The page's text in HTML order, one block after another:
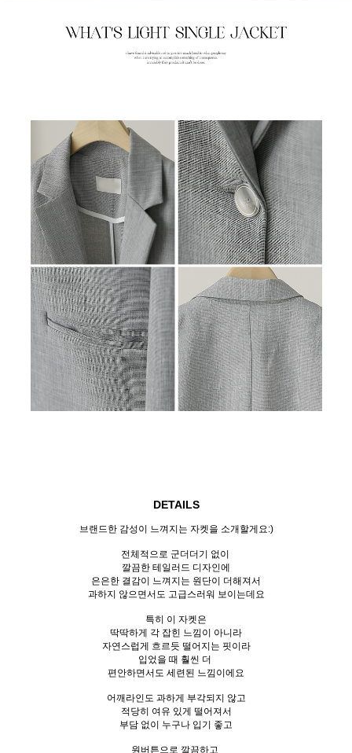
DETAILS
브랜드한 감성이 느껴지는 자켓을 소개할게요:)
전체적으로 군더더기 없이
깔끔한 테일러드 디자인에
은은한 결감이 느껴지는 원단이 더해져서
과하지 않으면서도 고급스러워 보이는데요
특히 이 자켓은
딱딱하게 각 잡힌 느낌이 아니라
자연스럽게 흐르듯 떨어지는 핏이라
입었을 때 훨씬 더
편안하면서도 세련된 느낌이에요
어깨라인도 과하게 부각되지 않고
적당히 여유 있게 떨어져서
부담 없이 누구나 입기 좋고
원버튼으로 깔끔하고